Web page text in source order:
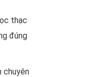
thạc
đúng
chuyên